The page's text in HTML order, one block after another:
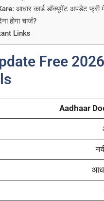
आधार कार्ड डॉक्यूमेंट अपडेट
होगा चार्ज?
Links
Free 2026:
Aadhaar